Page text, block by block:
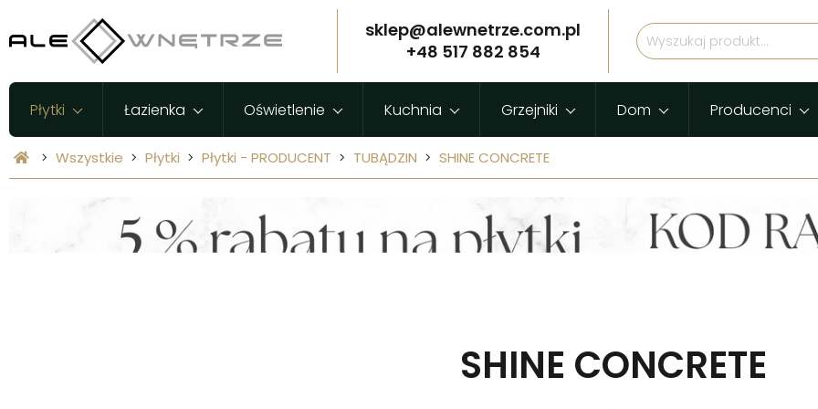
sklep@alewnetrze.com.pl
+48 517 882 854
Płytki Łazienka Oświetlenie Kuchnia Grzejniki Dom Producenci
Wszystkie Płytki Płytki - PRODUCENT TUBĄDZIN SHINE CONCRETE
SHINE CONCRETE